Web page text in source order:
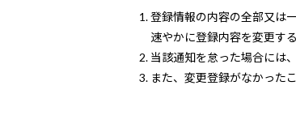
登録情報の内容の全部又は
速やかに登録内容を変更す
当該通知を怠った場合には
また、変更登録がなかった